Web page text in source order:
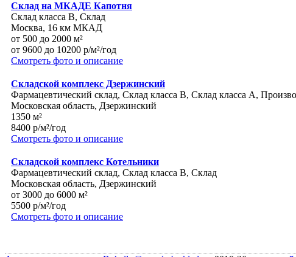
Склад на МКАДЕ Капотня
Склад класса B, Склад
Москва, 16 км МКАД
от 500 до 2000 м²
от 9600 до 10200 р/м²/год
Смотреть фото и описание
Складской комплекс Дзержинский
Фармацевтический склад, Склад класса B, Склад класса A,
Московская область, Дзержинский
1350 м²
8400 р/м²/год
Смотреть фото и описание
Складской комплекс Котельники
Фармацевтический склад, Склад класса B, Склад
Московская область, Дзержинский
от 3000 до 6000 м²
5500 р/м²/год
Смотреть фото и описание